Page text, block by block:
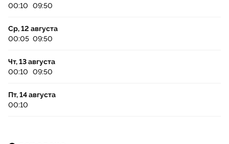
00:10
09:50
Ср, 12 августа
00:05 09:50
Чт, 13 августа
00:10
09:50
Пт, 14 августа
00:10